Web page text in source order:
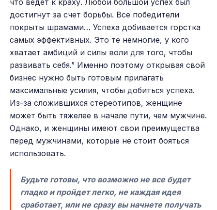
достигнут за счет борьбы. Все победители
покрыты шрамами… Успеха добивается горстка
самых эффективных. Это те немногие, у кого
хватает амбиций и силы воли для того, чтобы
развивать себя.” Именно поэтому открывая свой
бизнес нужно быть готовым прилагать
максимальные усилия, чтобы добиться успеха.
Из-за сложившихся стереотипов, женщине
может быть тяжелее в начале пути, чем мужчине.
Однако, и женщины имеют свои преимущества
перед мужчинами, которые не стоит бояться
использовать.
Будьте готовы, что возможно не все будет
гладко и пройдет легко, не каждая идея
сработает, или не сразу вы начнете получать